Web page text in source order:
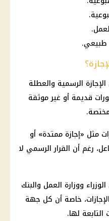
الرسمية والعطلة
قديمة أو غير موثقة
مثل «إجازة ممتدة» أو
رغم أن القرار الرسمي لا
ووزارة العمل والبنك
الإجازات، خاصة أن كل جهة
لها.